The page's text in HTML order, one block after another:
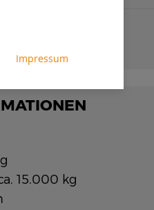
Impressum
15.000 kg